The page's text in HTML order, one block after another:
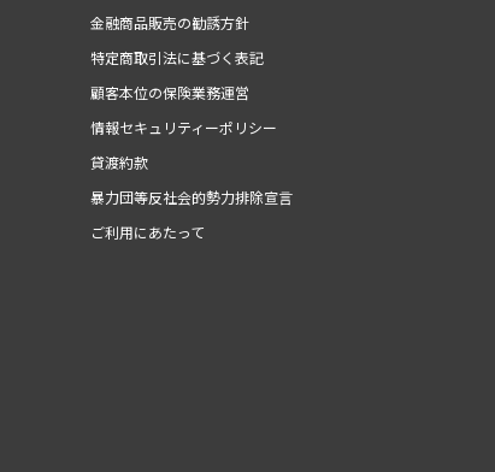
金融商品販売の勧誘方針
特定商取引法に基づく表記
顧客本位の保険業務運営
情報セキュリティーポリシー
貸渡約款
暴力団等反社会的勢力排除宣言
ご利用にあたって